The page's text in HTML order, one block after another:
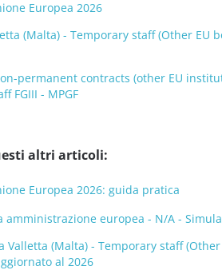
Europea 2026
(Malta) - Temporary staff (Other EU
permanent contracts (other EU
FGIII - MPGF
altri articoli:
Europea 2026: guida pratica
europea - N/A -
(Malta) - Temporary staff
al 2026